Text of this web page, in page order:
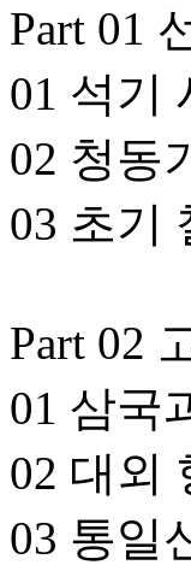
Part 01
01 석기
02 청동
03 초기
Part 02
01 삼국
02 대외
03 통일